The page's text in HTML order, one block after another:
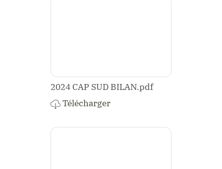
2024 CAP SUD BILAN.pdf
Télécharger